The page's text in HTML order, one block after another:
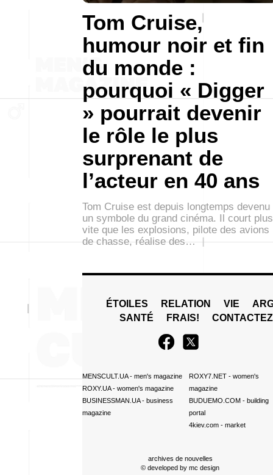
Tom Cruise,
humour noir et fin
du monde :
pourquoi « Digger
» pourrait devenir
le rôle le plus
surprenant de
l’acteur en 40 ans
Tom Cruise est depuis longtemps devenu
un symbole du grand cinéma. Il court plus
vite que les explosions, pilote des avions
de chasse, réalise des…
ÉTOILES RELATION VIE
SANTÉ
FRAIS!
MENSCULT.UA- men's magazine
ROXY.UA- women's magazine
BUSINESSMAN.UA- business
magazine
ROXY7.NET- women's
magazine
BUDUEMO.COM- building
portal
4kiev.com- market
archives de nouvelles
© developed by mc design